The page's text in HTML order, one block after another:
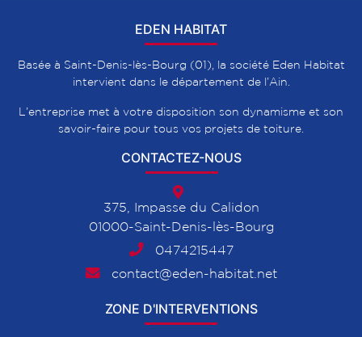
EDEN HABITAT
Basée à Saint-Denis-lès-Bourg (01), la société Eden Habitat
intervient dans le département de l’Ain.
L’entreprise met à votre disposition son dynamisme et son
savoir-faire pour tous vos projets de toiture.
CONTACTEZ-NOUS
375, Impasse du Calidon
01000-Saint-Denis-lès-Bourg
0474215447
contact@eden-habitat.net
ZONE D'INTERVENTIONS